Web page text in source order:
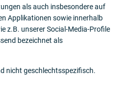
als auch insbesondere auf
Applikationen sowie innerhalb
z.B. unserer Social-Media-Profile
bezeichnet als
nicht geschlechtsspezifisch.